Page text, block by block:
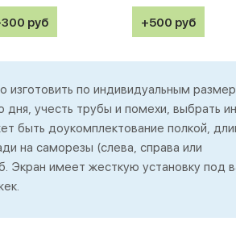
руб +500 руб
по индивидуальным
дня, учесть трубы и помехи, выбрать
быть доукомплектование полкой,
на саморезы (слева, справа или
Экран имеет жесткую установку под